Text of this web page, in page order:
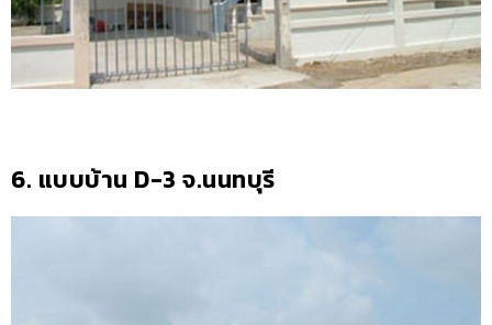
6. แบบบ้าน D-3 จ.นนทบุรี